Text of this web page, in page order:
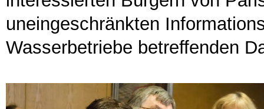
uneingeschränkten
Wasserbetriebe betreffenden